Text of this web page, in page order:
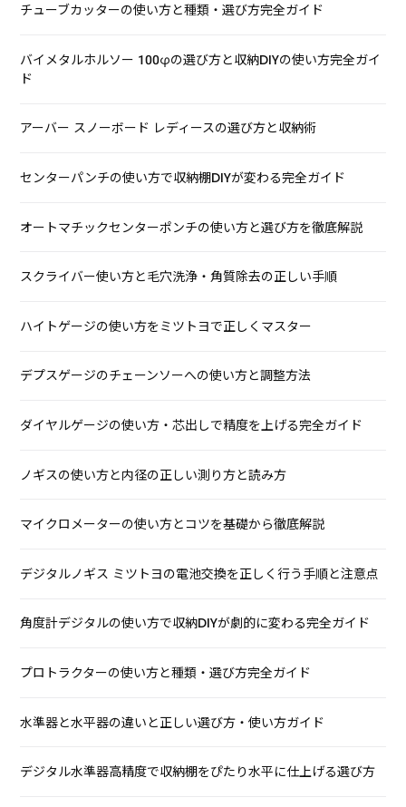
チューブカッターの使い方と種類・選び方完全ガイド
バイメタルホルソー 100φの選び方と収納DIYの使い方完全ガイ
ド
アーバー スノーボード レディースの選び方と収納術
センターパンチの使い方で収納棚DIYが変わる完全ガイド
オートマチックセンターポンチの使い方と選び方を徹底解説
スクライバー使い方と毛穴洗浄・角質除去の正しい手順
ハイトゲージの使い方をミツトヨで正しくマスター
デプスゲージのチェーンソーへの使い方と調整方法
ダイヤルゲージの使い方・芯出しで精度を上げる完全ガイド
ノギスの使い方と内径の正しい測り方と読み方
マイクロメーターの使い方とコツを基礎から徹底解説
デジタルノギス ミツトヨの電池交換を正しく行う手順と注意点
角度計デジタルの使い方で収納DIYが劇的に変わる完全ガイド
プロトラクターの使い方と種類・選び方完全ガイド
水準器と水平器の違いと正しい選び方・使い方ガイド
デジタル水準器高精度で収納棚をぴたり水平に仕上げる選び方